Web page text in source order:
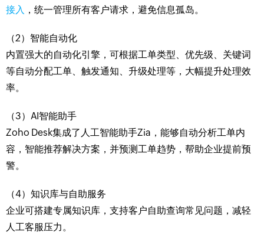
接入 ，统一管理所有客户请求，避免信息孤岛。
（2）智能自动化
内置强大的自动化引擎，可根据工单类型、优先级、关键词
等自动分配工单、触发通知、升级处理等，大幅提升处理效
率。
（3）AI智能助手
Zoho Desk集成了人工智能助手Zia，能够自动分析工单内
容，智能推荐解决方案，并预测工单趋势，帮助企业提前预
警。
（4）知识库与自助服务
企业可搭建专属知识库，支持客户自助查询常见问题，减轻
人工客服压力。